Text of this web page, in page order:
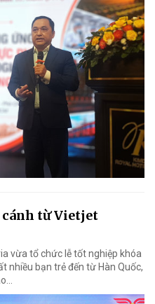
cánh từ Vietjet
vừa tổ chức lễ tốt nghiệp khóa
nhiều bạn trẻ đến từ Hàn Quốc,